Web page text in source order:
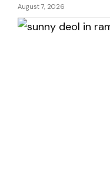
August 7, 2026